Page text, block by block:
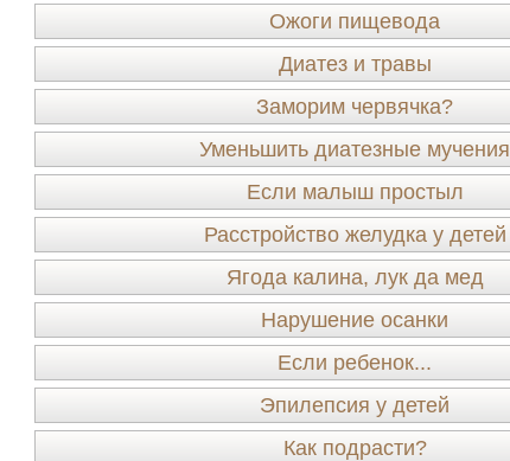
Ожоги пищевода
Диатез и травы
Заморим червячка?
Уменьшить диатезные мучения
Если малыш простыл
Расстройство желудка у детей
Ягода калина, лук да мед
Нарушение осанки
Если ребенок...
Эпилепсия у детей
Как подрасти?